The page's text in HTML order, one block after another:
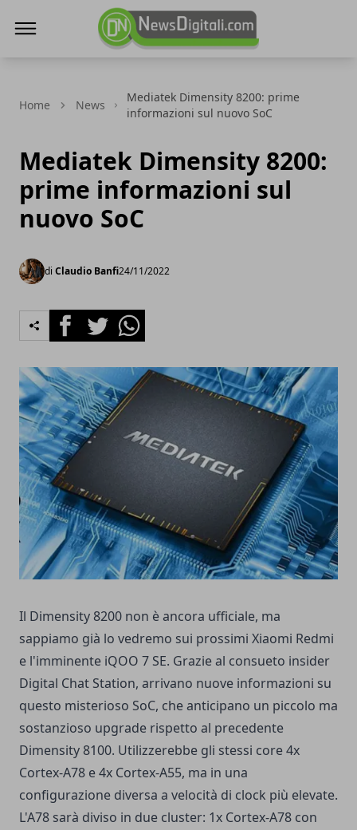
Home News
Mediatek Dimensity 8200: prime
informazioni sul nuovo SoC
Mediatek Dimensity 8200:
prime informazioni sul
nuovo SoC
di Claudio Banfi24/11/2022
FacebookTwitterWhatsapp
Il Dimensity 8200 non è ancora ufficiale, ma
sappiamo già lo vedremo sui prossimi Xiaomi Redmi
e l'imminente iQOO 7 SE. Grazie al consueto insider
Digital Chat Station, arrivano nuove informazioni su
questo misterioso SoC, che anticipano un piccolo ma
sostanzioso upgrade rispetto al precedente
Dimensity 8100. Utilizzerebbe gli stessi core 4x
Cortex-A78 e 4x Cortex-A55, ma in una
configurazione diversa a velocità di clock più elevate.
L'A78 sarà diviso in due cluster: 1x Cortex-A78 con